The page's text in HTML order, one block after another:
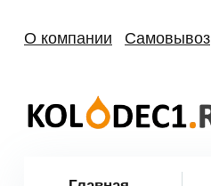
О компании Самовывоз